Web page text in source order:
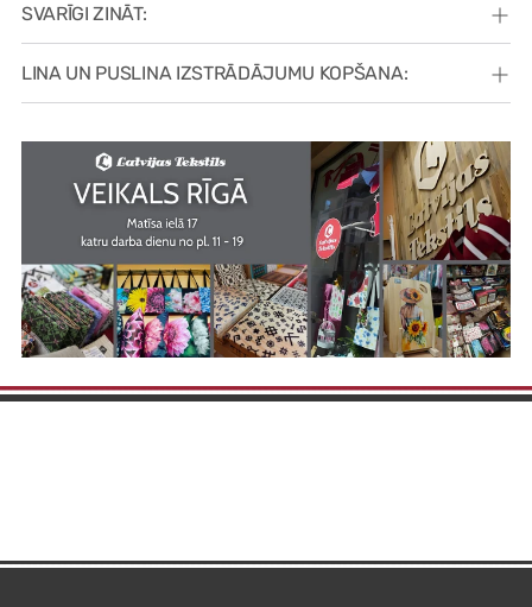
SVARĪGI ZINĀT:
LINA UN PUSLINA IZSTRĀDĀJUMU KOPŠANA: